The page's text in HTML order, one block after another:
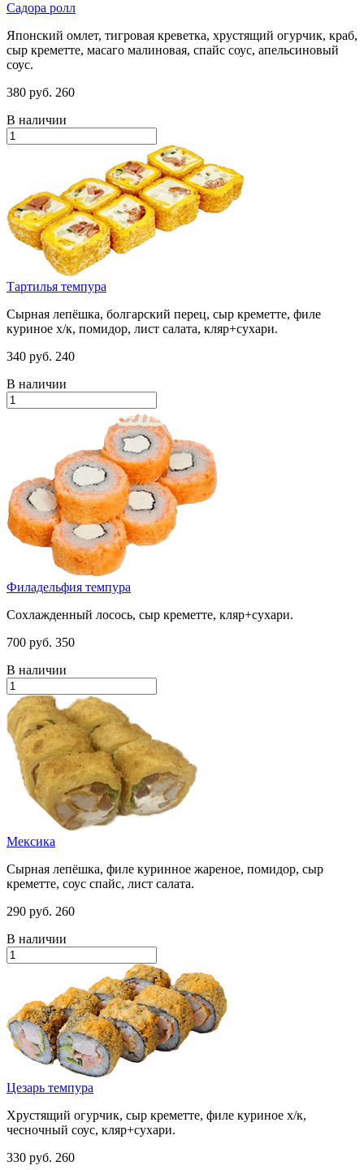
Садора ролл
Японский омлет, тигровая креветка, хрустящий огурчик, краб,
сыр креметте, масаго малиновая, спайс соус, апельсиновый
соус.
380 руб. 260
В наличии
Тартилья темпура
Сырная лепёшка, болгарский перец, сыр креметте, филе
куриное х/к, помидор, лист салата, кляр+сухари.
340 руб. 240
В наличии
Филадельфия темпура
Сохлажденный лосось, сыр креметте, кляр+сухари.
700 руб. 350
В наличии
Мексика
Сырная лепёшка, филе куринное жареное, помидор, сыр
креметте, соус спайс, лист салата.
290 руб. 260
В наличии
Цезарь темпура
Хрустящий огурчик, сыр креметте, филе куриное х/к,
чесночный соус, кляр+сухари.
330 руб. 260